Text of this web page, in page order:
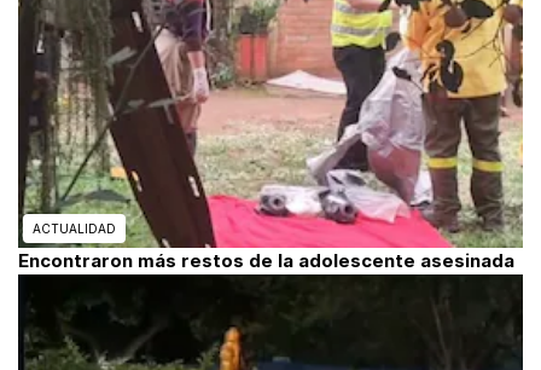
ACTUALIDAD
Encontraron más restos de la adolescente asesinada